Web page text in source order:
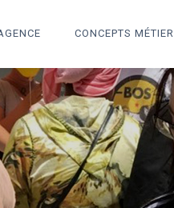
CONCEPTS MÉTIER